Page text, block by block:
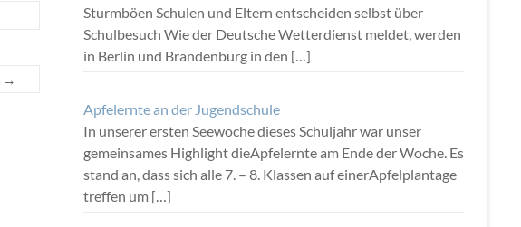
→
Sturmböen Schulen und Eltern entscheiden selbst über
Schulbesuch Wie der Deutsche Wetterdienst meldet, werden
in Berlin und Brandenburg in den […]
Apfelernte an der Jugendschule
In unserer ersten Seewoche dieses Schuljahr war unser
gemeinsames Highlight dieApfelernte am Ende der Woche. Es
stand an, dass sich alle 7. – 8. Klassen auf einerApfelplantage
treffen um […]